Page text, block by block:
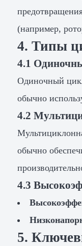
(например,
4. Типы
4.1
Одиночный
обычно
4.2
обычно
4.3
5.